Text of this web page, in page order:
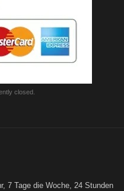
closed.
7 Tage die Woche, 24 Stunden